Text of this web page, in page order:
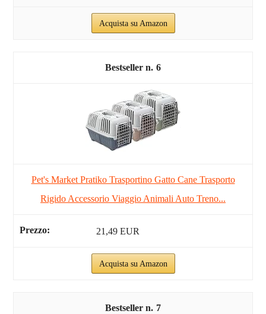
Acquista su Amazon
6
Pet's Market Pratiko Trasportino Gatto Cane Trasporto
Rigido Accessorio Viaggio Animali Auto Treno...
21,49 EUR
Acquista su Amazon
7